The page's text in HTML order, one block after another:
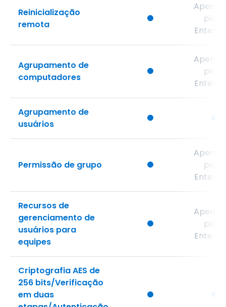
Reinicialização
remota
Apenas
plano
Agrupamento de
computadores
Apenas
plano
Agrupamento de
usuários
Permissão de grupo
Apenas
plano
Recursos de
gerenciamento de
usuários para
equipes
Apenas
plano
Criptografia AES de
256 bits/Verificação
em duas